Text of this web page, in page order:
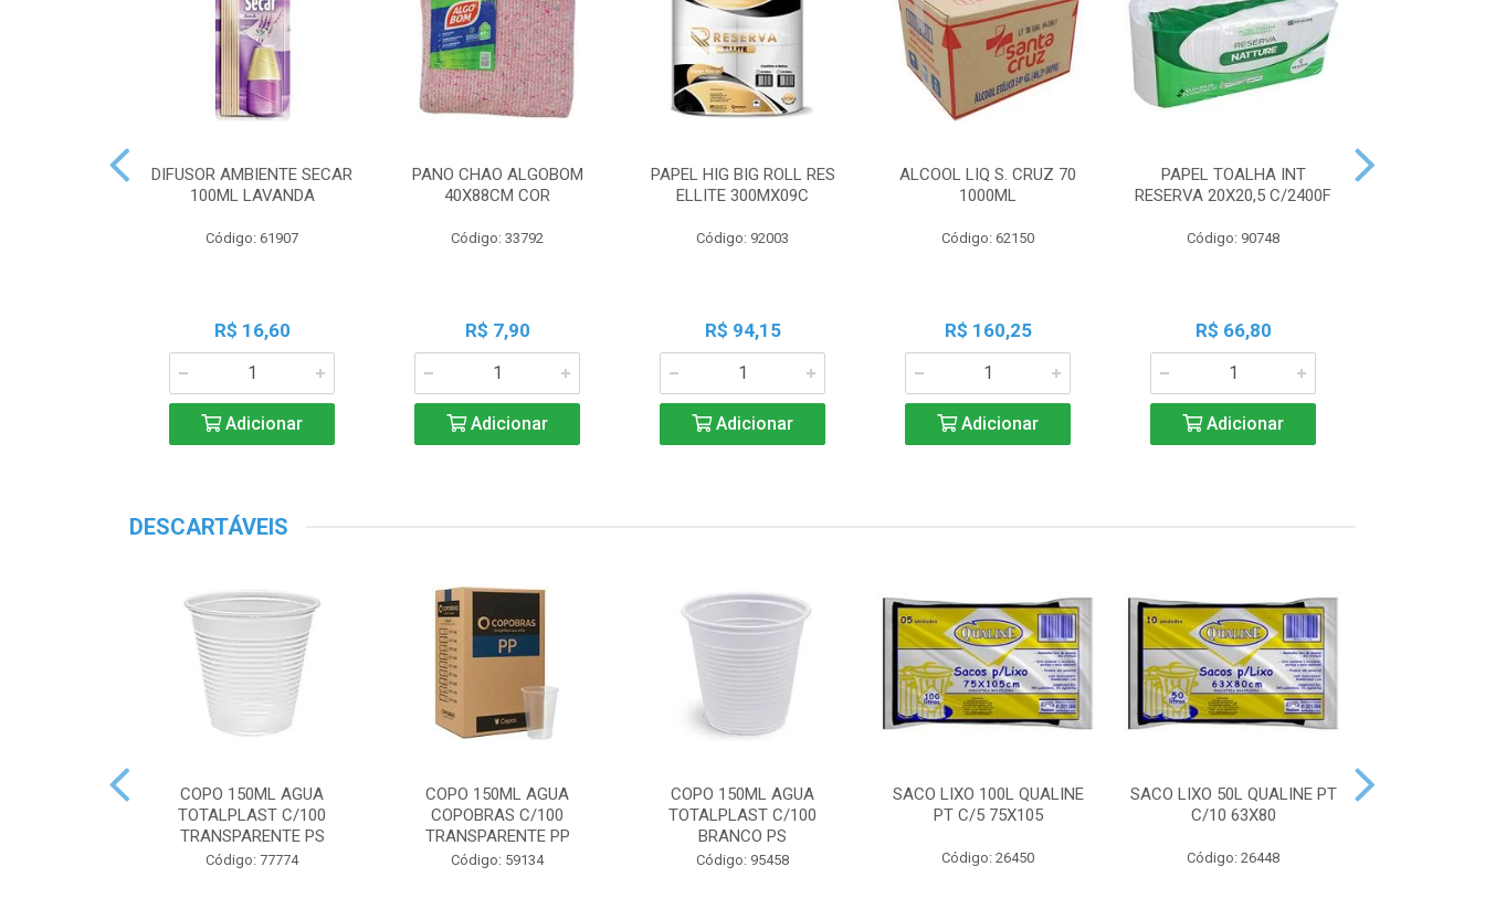
DIFUSOR AMBIENTE SECAR
100ML LAVANDA
Código: 61907
R$ 16,60
Adicionar
PANO CHAO ALGOBOM
40X88CM COR
Código: 33792
R$ 7,90
Adicionar
PAPEL HIG BIG ROLL RES
ELLITE 300MX09C
Código: 92003
R$ 94,15
Adicionar
ALCOOL LIQ S. CRUZ 70
1000ML
Código: 62150
R$ 160,25
Adicionar
PAPEL TOALHA INT
RESERVA 20X20,5 C/2400F
Código: 90748
R$ 66,80
Adicionar
DESCARTÁVEIS
COPO 150ML AGUA
TOTALPLAST C/100
TRANSPARENTE PS
Código: 77774
COPO 150ML AGUA
COPOBRAS C/100
TRANSPARENTE PP
Código: 59134
COPO 150ML AGUA
TOTALPLAST C/100
BRANCO PS
Código: 95458
SACO LIXO 100L QUALINE
PT C/5 75X105
Código: 26450
SACO LIXO 50L QUALINE PT
C/10 63X80
Código: 26448